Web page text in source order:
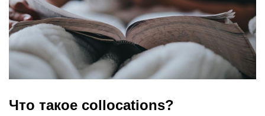
Что такое collocations?